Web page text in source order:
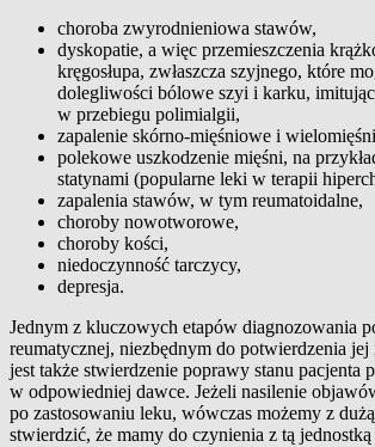
choroba zwyrodnieniowa stawów,
dyskopatie, a więc przemieszczenia
kręgosłupa, zwłaszcza szyjnego, które
dolegliwości bólowe szyi i karku,
w przebiegu polimialgii,
zapalenie skórno-mięśniowe i
polekowe uszkodzenie mięśni, na
statynami (popularne leki w terapii
zapalenia stawów, w tym reumatoidalne,
choroby nowotworowe,
choroby kości,
niedoczynność tarczycy,
depresja.
Jednym z kluczowych etapów diagnozowania
reumatycznej, niezbędnym do potwierdzenia jej
jest także stwierdzenie poprawy stanu pacjenta
w odpowiedniej dawce. Jeżeli nasilenie
po zastosowaniu leku, wówczas możemy z
stwierdzić, że mamy do czynienia z tą